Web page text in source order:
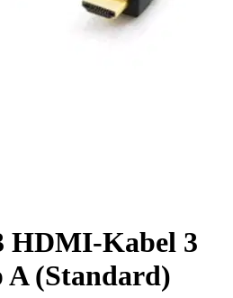
HDMI-Kabel 3
(Standard)